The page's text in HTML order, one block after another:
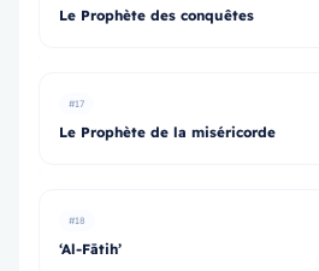
Le Prophète des conquêtes
#17
Le Prophète de la miséricorde
#18
‘Al-Fātih’